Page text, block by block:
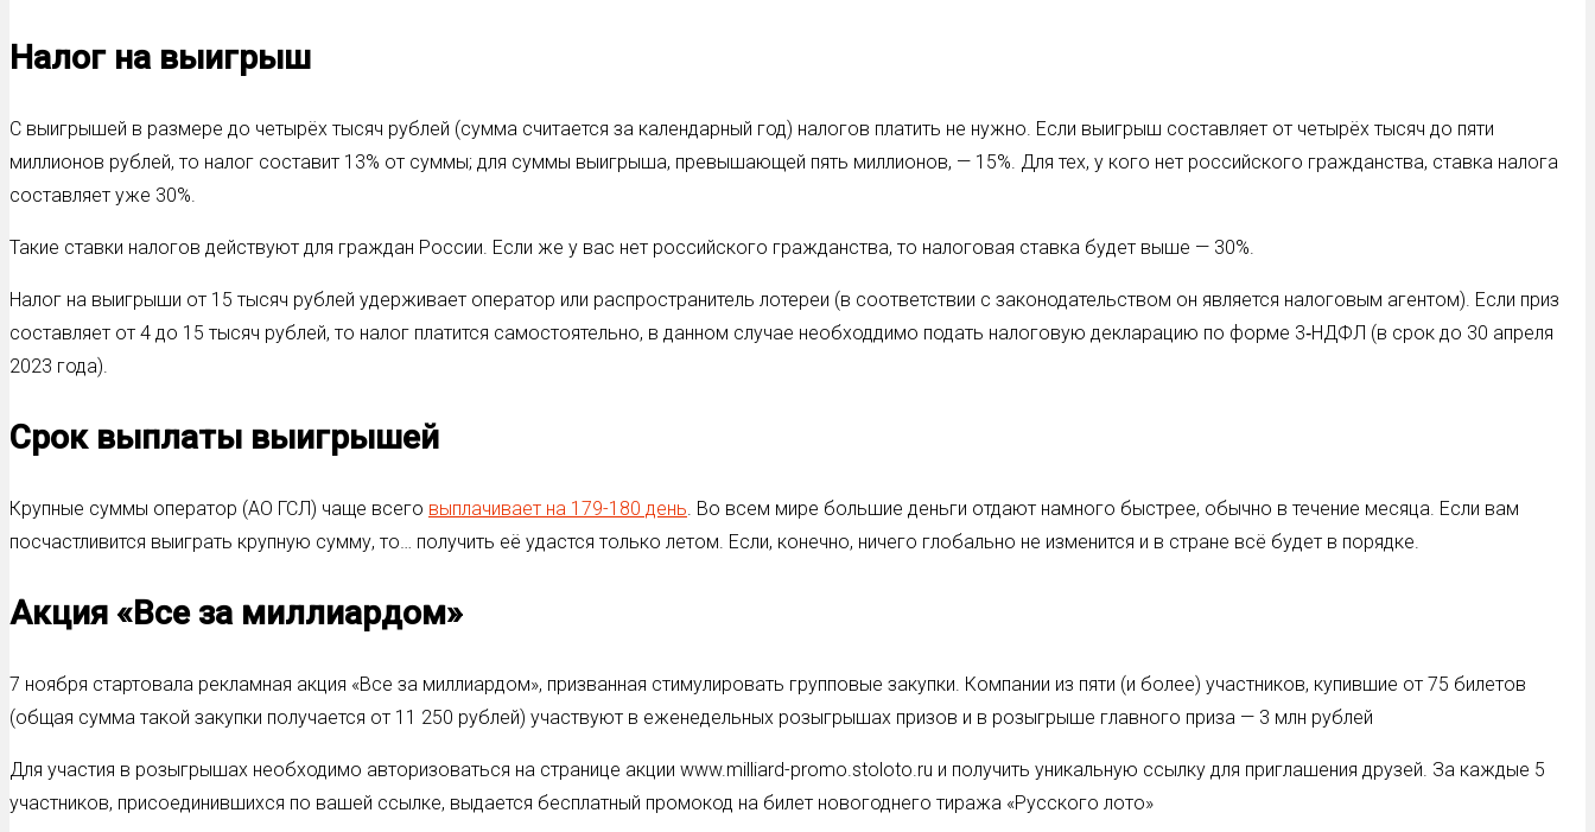
Налог на выигрыш
С выигрышей в размере до четырёх тысяч рублей (сумма считается за календарный год) налогов платить не нужно. Если выигрыш составляет от четырёх тысяч до пяти
миллионов рублей, то налог составит 13% от суммы; для суммы выигрыша, превышающей пять миллионов, — 15%. Для тех, у кого нет российского гражданства, ставка налога
составляет уже 30%.
Такие ставки налогов действуют для граждан России. Если же у вас нет российского гражданства, то налоговая ставка будет выше — 30%.
Налог на выигрыши от 15 тысяч рублей удерживает оператор или распространитель лотереи (в соответствии с законодательством он является налоговым агентом). Если приз
составляет от 4 до 15 тысяч рублей, то налог платится самостоятельно, в данном случае необходдимо подать налоговую декларацию по форме 3‑НДФЛ (в срок до 30 апреля
2023 года).
Срок выплаты выигрышей
Крупные суммы оператор (АО ГСЛ) чаще всего выплачивает на 179-180 день. Во всем мире большие деньги отдают намного быстрее, обычно в течение месяца. Если вам
посчастливится выиграть крупную сумму, то… получить её удастся только летом. Если, конечно, ничего глобально не изменится и в стране всё будет в порядке.
Акция «Все за миллиардом»
7 ноября стартовала рекламная акция «Все за миллиардом», призванная стимулировать групповые закупки. Компании из пяти (и более) участников, купившие от 75 билетов
(общая сумма такой закупки получается от 11 250 рублей) участвуют в еженедельных розыгрышах призов и в розыгрыше главного приза — 3 млн рублей
Для участия в розыгрышах необходимо авторизоваться на странице акции www.milliard-promo.stoloto.ru и получить уникальную ссылку для приглашения друзей. За каждые 5
участников, присоединившихся по вашей ссылке, выдается бесплатный промокод на билет новогоднего тиража «Русского лото»